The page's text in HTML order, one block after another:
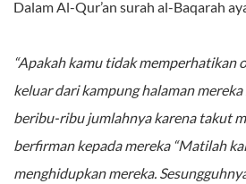
Dalam Al-Qur’an surah al-Baqarah
“Apakah kamu tidak memperhatikan
keluar dari kampung halaman
beribu-ribu jumlahnya karena takut
berfirman kepada mereka “Matilah
menghidupkan mereka.